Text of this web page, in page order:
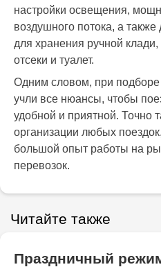
настройки освещения,
воздушного потока, а
для хранения ручной
отсеки и туалет.
Одним словом, при подборе
учли все нюансы, чтобы
удобной и приятной. Точно
организации любых
большой опыт работы на
перевозок.
Читайте также
Праздничный